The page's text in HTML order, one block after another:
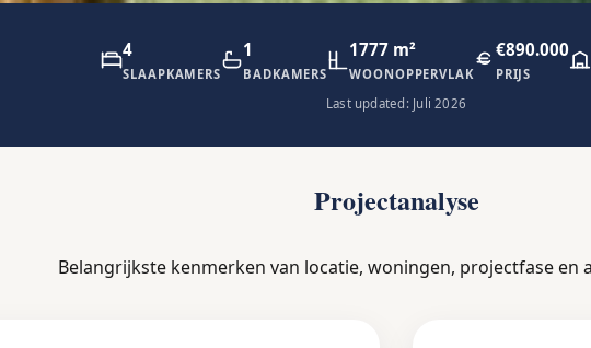
4
SLAAPKAMERS
1
BADKAMERS
1777 m²
WOONOPPERVLAK
€890.000
PRIJS
Last updated: Juli 2026
Projectanalyse
Belangrijkste kenmerken van locatie, woningen, projectfase en